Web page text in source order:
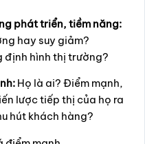
phát triển, tiềm năng:
hay suy giảm?
định hình thị trường?
Họ là ai? Điểm mạnh,
lược tiếp thị của họ ra
hút khách hàng?